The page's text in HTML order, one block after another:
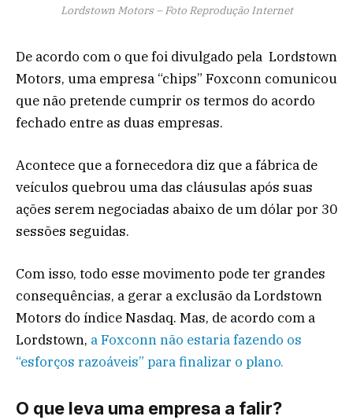
Lordstown Motors – Foto Reprodução Internet
De acordo com o que foi divulgado pela Lordstown
Motors, uma empresa “chips” Foxconn comunicou
que não pretende cumprir os termos do acordo
fechado entre as duas empresas.
Acontece que a fornecedora diz que a fábrica de
veículos quebrou uma das cláusulas após suas
ações serem negociadas abaixo de um dólar por 30
sessões seguidas.
Com isso, todo esse movimento pode ter grandes
consequências, a gerar a exclusão da Lordstown
Motors do índice Nasdaq. Mas, de acordo com a
Lordstown, a Foxconn não estaria fazendo os
“esforços razoáveis” para finalizar o plano.
O que leva uma empresa a falir?